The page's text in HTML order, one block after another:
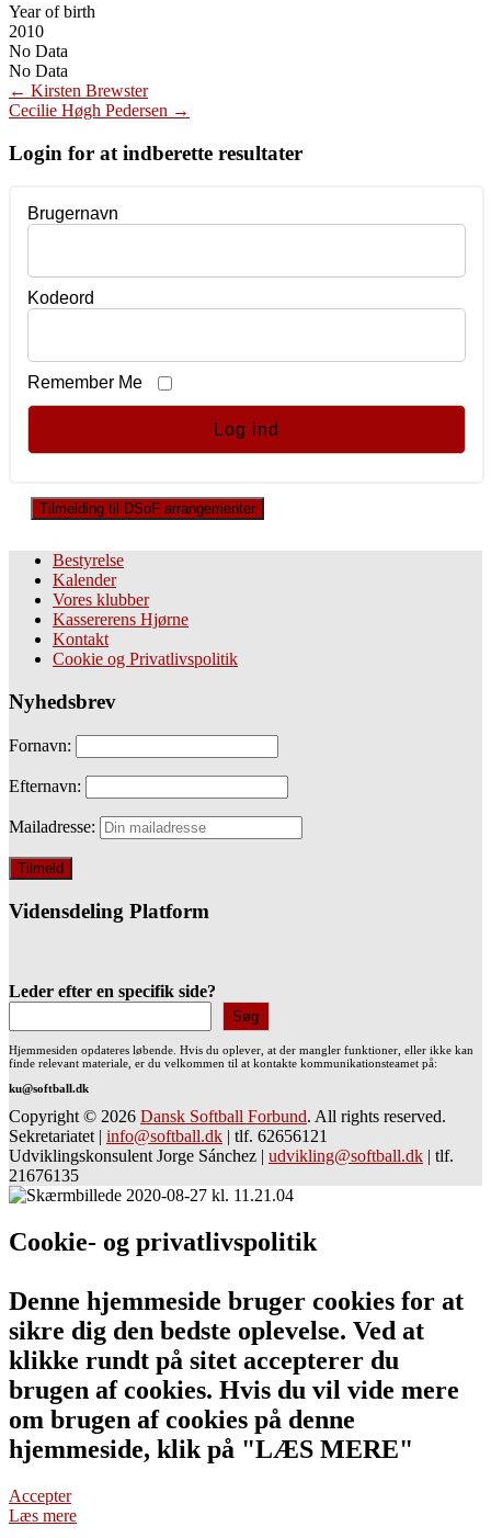
Year of birth
2010
No Data
No Data
Post
navigation
← Kirsten Brewster
Cecilie Høgh Pedersen →
Login for at indberette resultater
Brugernavn
Kodeord
Remember Me
Tilmelding til DSoF arrangementer
Bestyrelse
Kalender
Vores klubber
Kassererens Hjørne
Kontakt
Cookie og Privatlivspolitik
Nyhedsbrev
Fornavn:
Efternavn:
Mailadresse:
Vidensdeling Platform
Leder efter en specifik side?
Søg
Hjemmesiden opdateres løbende. Hvis du oplever, at der mangler funktioner, eller ikke kan
finde relevant materiale, er du velkommen til at kontakte kommunikationsteamet på:
ku@softball.dk
Copyright © 2026 Dansk Softball Forbund. All rights reserved.
Sekretariatet | info@softball.dk | tlf. 62656121
Udviklingskonsulent Jorge Sánchez | udvikling@softball.dk | tlf.
21676135
Cookie- og privatlivspolitik
Denne hjemmeside bruger cookies for at
sikre dig den bedste oplevelse. Ved at
klikke rundt på sitet accepterer du
brugen af cookies. Hvis du vil vide mere
om brugen af cookies på denne
hjemmeside, klik på "LÆS MERE"
Accepter
Læs mere